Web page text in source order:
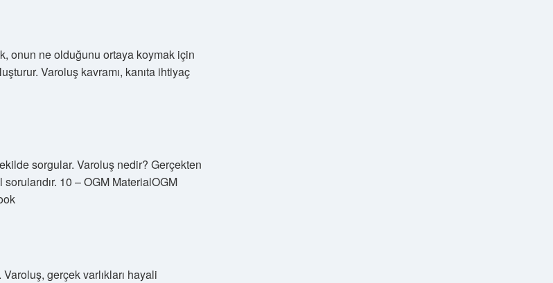
onun ne olduğunu ortaya koymak için
Varoluş kavramı, kanıta ihtiyaç
sorgular. Varoluş nedir? Gerçekten
10 – OGM MaterialOGM
gerçek varlıkları hayali